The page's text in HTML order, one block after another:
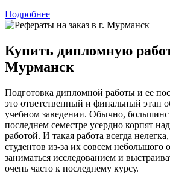
Подробнее
Купить дипломную
Мурманск
Подготовка дипломной работы и ее
это ответственный и финальный этап
учебном заведении. Обычно,
последнем семестре усердно корпят
работой. И такая работа всегда
студентов из-за их совсем небольшого
заниматься исследованием и
очень часто к последнему курсу.